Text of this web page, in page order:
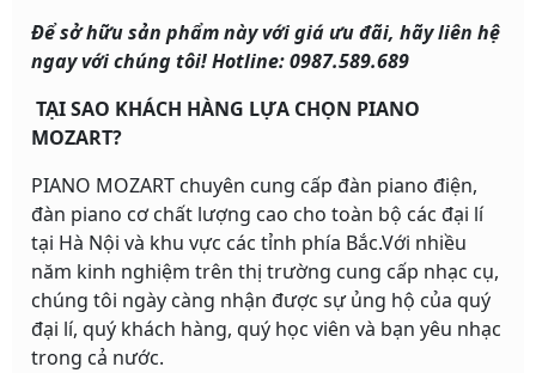
Để sở hữu sản phẩm này với giá ưu đãi, hãy liên hệ
ngay với chúng tôi! Hotline: 0987.589.689
TẠI SAO KHÁCH HÀNG LỰA CHỌN PIANO
MOZART?
PIANO MOZART chuyên cung cấp đàn piano điện,
đàn piano cơ chất lượng cao cho toàn bộ các đại lí
tại Hà Nội và khu vực các tỉnh phía Bắc.Với nhiều
năm kinh nghiệm trên thị trường cung cấp nhạc cụ,
chúng tôi ngày càng nhận được sự ủng hộ của quý
đại lí, quý khách hàng, quý học viên và bạn yêu nhạc
trong cả nước.